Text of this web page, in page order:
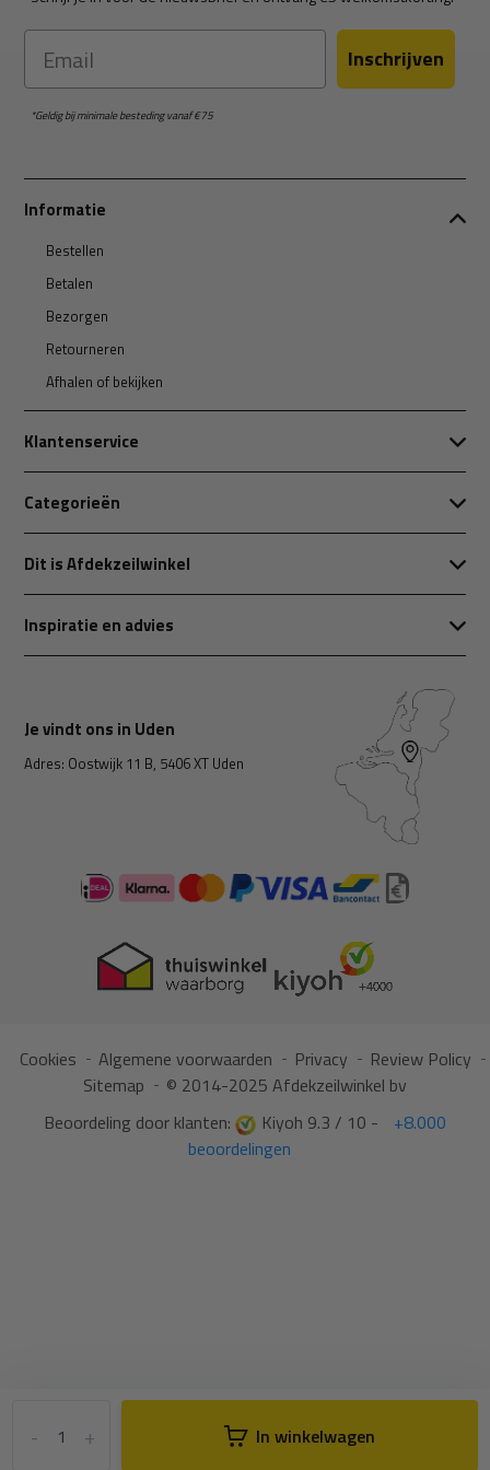
+
- In winkelwagen
Email Inschrijven
*Geldig bij minimale besteding vanaf €75
Informatie
Bestellen
Betalen
Bezorgen
Retourneren
Afhalen of bekijken
Klantenservice
Categorieën
Dit is Afdekzeilwinkel
Inspiratie en advies
Je vindt ons in Uden
Adres: Oostwijk 11 B, 5406 XT Uden
Cookies Algemene voorwaarden Privacy
Review Policy
Sitemap
© 2014-2025 Afdekzeilwinkel bv
Beoordeling door klanten:
Kiyoh 9.3 / 10 -
+8.000
beoordelingen